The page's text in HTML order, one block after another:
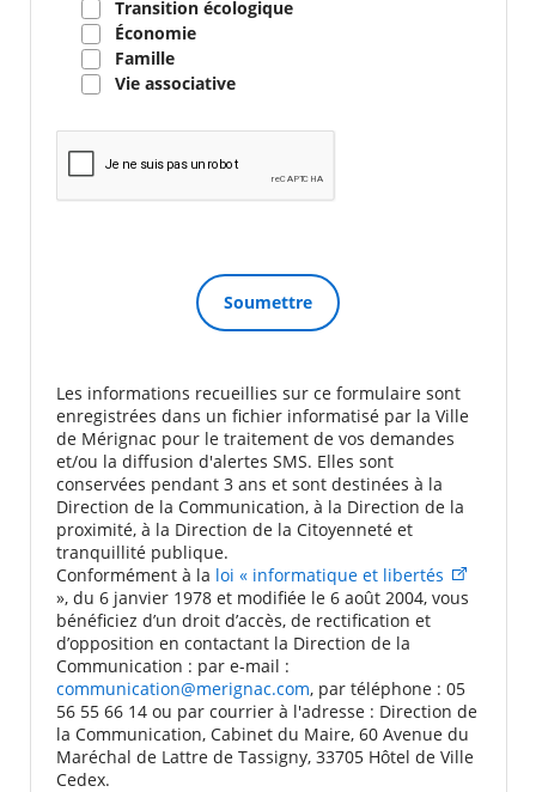
Transition écologique
Économie
Famille
Vie associative
Les informations recueillies sur ce formulaire sont
enregistrées dans un fichier informatisé par la Ville
de Mérignac pour le traitement de vos demandes
et/ou la diffusion d'alertes SMS. Elles sont
conservées pendant 3 ans et sont destinées à la
Direction de la Communication, à la Direction de la
proximité, à la Direction de la Citoyenneté et
tranquillité publique.
Conformément à la loi « informatique et libertés
», du 6 janvier 1978 et modifiée le 6 août 2004, vous
bénéficiez d’un droit d’accès, de rectification et
d’opposition en contactant la Direction de la
Communication : par e-mail :
communication@merignac.com, par téléphone : 05
56 55 66 14 ou par courrier à l'adresse : Direction de
la Communication, Cabinet du Maire, 60 Avenue du
Maréchal de Lattre de Tassigny, 33705 Hôtel de Ville
Cedex.